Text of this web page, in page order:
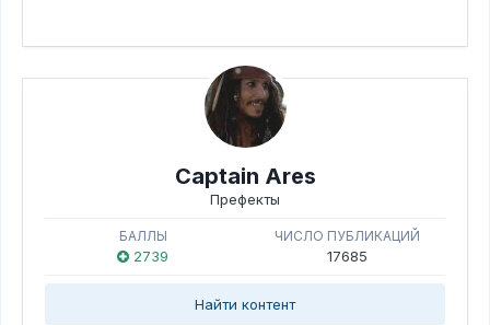
Captain Ares
Префекты
БАЛЛЫ
2739
ЧИСЛО ПУБЛИКАЦИЙ
17685
Найти контент